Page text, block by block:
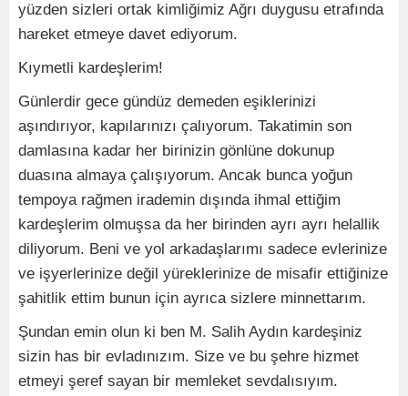
yüzden sizleri ortak kimliğimiz Ağrı duygusu etrafında
hareket etmeye davet ediyorum.
Kıymetli kardeşlerim!
Günlerdir gece gündüz demeden eşiklerinizi
aşındırıyor, kapılarınızı çalıyorum. Takatimin son
damlasına kadar her birinizin gönlüne dokunup
duasına almaya çalışıyorum. Ancak bunca yoğun
tempoya rağmen irademin dışında ihmal ettiğim
kardeşlerim olmuşsa da her birinden ayrı ayrı helallik
diliyorum. Beni ve yol arkadaşlarımı sadece evlerinize
ve işyerlerinize değil yüreklerinize de misafir ettiğinize
şahitlik ettim bunun için ayrıca sizlere minnettarım.
Şundan emin olun ki ben M. Salih Aydın kardeşiniz
sizin has bir evladınızım. Size ve bu şehre hizmet
etmeyi şeref sayan bir memleket sevdalısıyım.